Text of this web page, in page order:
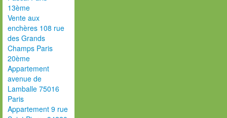
13ème
Vente aux
enchères 108 rue
des Grands
Champs Paris
20ème
Appartement
avenue de
Lamballe 75016
Paris
Appartement 9 rue